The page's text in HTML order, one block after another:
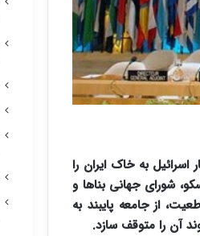
به خاک ایران را
شورای جهانی بناها و
از جامعه‌ پایبند به
آن را متوقف سازد.